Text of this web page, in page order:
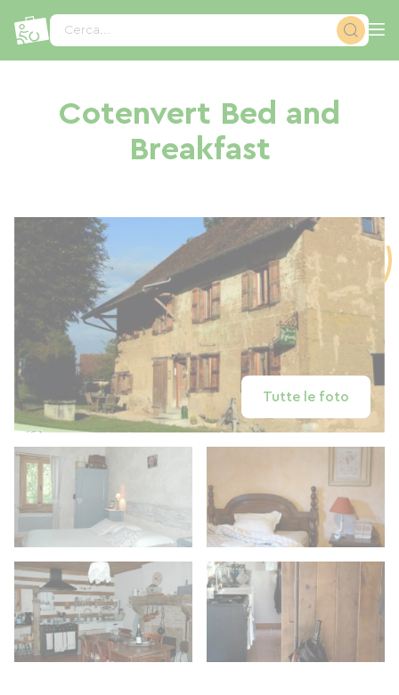
Cerca...
Cotenvert Bed and
Breakfast
Tutte le foto
Pannello di gestione dei cookies